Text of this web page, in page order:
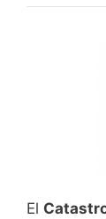
El